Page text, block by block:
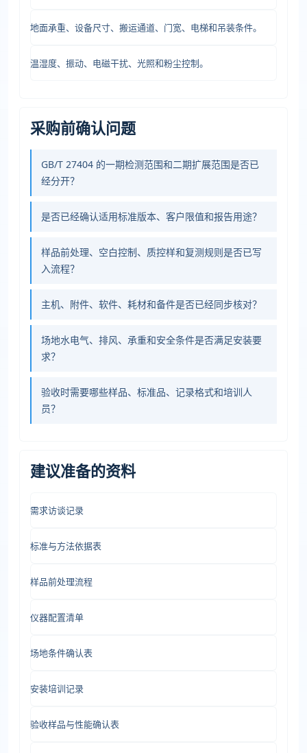
地面承重、设备尺寸、搬运通道、门宽、电梯和吊装条件。
温湿度、振动、电磁干扰、光照和粉尘控制。
采购前确认问题
GB/T 27404 的一期检测范围和二期扩展范围是否已
经分开？
是否已经确认适用标准版本、客户限值和报告用途？
样品前处理、空白控制、质控样和复测规则是否已写
入流程？
主机、附件、软件、耗材和备件是否已经同步核对？
场地水电气、排风、承重和安全条件是否满足安装要
求？
验收时需要哪些样品、标准品、记录格式和培训人
员？
建议准备的资料
需求访谈记录
标准与方法依据表
样品前处理流程
仪器配置清单
场地条件确认表
安装培训记录
验收样品与性能确认表